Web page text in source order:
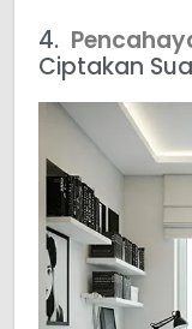
4.
Ciptakan